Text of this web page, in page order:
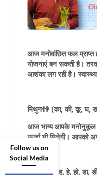
आज मनोवांछित फल प्राप्त
योजनाएं बन सकती है।
आशंका लग रही है। स्वास्थ्य
मिथुन👫 (का, की, कू, घ,
आज भाग्य आपके मनोनुकूल
ऊर्जा भी मिलेगी। आपको
कर्क🦀 (ही, हू, हे, हो, डा,
Follow us on
Social Media